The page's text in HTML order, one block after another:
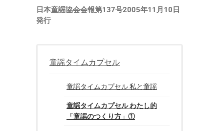
日本童謡協会会報第137号2005年11 月 10 日
発行
童謡タイムカプセル
童謡タイムカプセル 私と童謡
童謡タイムカプセル わたし的
「童謡のつくり方」①